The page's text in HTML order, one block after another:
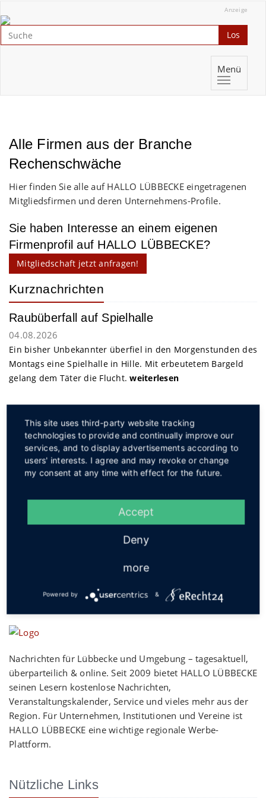
Anzeige
Los
Menü
Alle Firmen aus der Branche
Rechenschwäche
Hier finden Sie alle auf HALLO LÜBBECKE eingetragenen
Mitgliedsfirmen und deren Unternehmens-Profile.
Sie haben Interesse an einem eigenen
Firmenprofil auf HALLO LÜBBECKE?
Mitgliedschaft jetzt anfragen!
Kurznachrichten
Raubüberfall auf Spielhalle
04.08.2026
Ein bisher Unbekannter überfiel in den Morgenstunden des
Montags eine Spielhalle in Hille. Mit erbeutetem Bargeld
gelang dem Täter die Flucht.weiterlesen
Service
Nachrichten für Lübbecke und Umgebung – tagesaktuell,
überparteilich & online. Seit 2009 bietet HALLO LÜBBECKE
seinen Lesern kostenlose Nachrichten,
Veranstaltungskalender, Service und vieles mehr aus der
Region. Für Unternehmen, Institutionen und Vereine ist
HALLO LÜBBECKE eine wichtige regionale Werbe-
Plattform.
Nützliche Links
This site uses third-party website tracking
technologies to provide and continually improve our
services, and to display advertisements according to
users' interests. I agree and may revoke or change
my consent at any time with effect for the future.
Accept
Deny
more
Powered by &